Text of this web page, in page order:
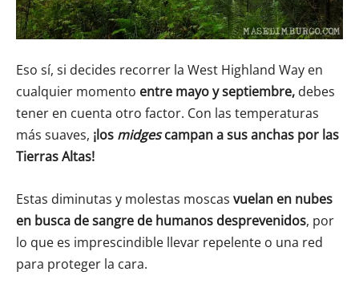
Eso sí, si decides recorrer la West Highland Way en
cualquier momento entre mayo y septiembre, debes
tener en cuenta otro factor. Con las temperaturas
más suaves, ¡los midgescampan a sus anchas por las
Tierras Altas!
Estas diminutas y molestas moscas vuelan en nubes
en busca de sangre de humanos desprevenidos, por
lo que es imprescindible llevar repelente o una red
para proteger la cara.